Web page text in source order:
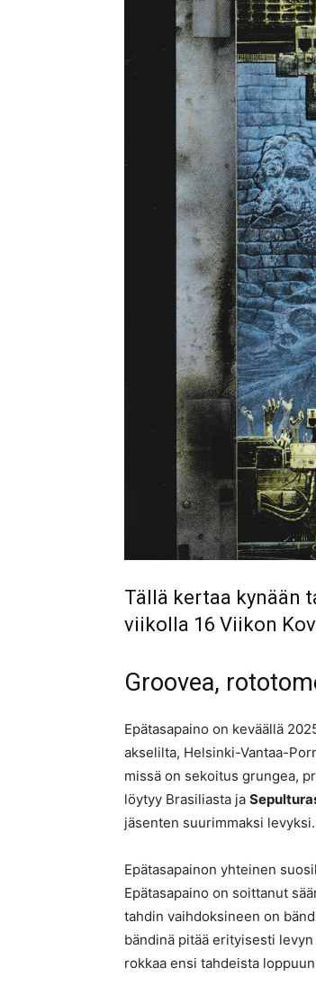
Tällä kertaa kynään
viikolla 16 Viikon
Groovea,
Epätasapaino on keväällä
akselilta, Helsinki-Vantaa-
missä on sekoitus grungea,
löytyy Brasiliasta ja
jäsenten suurimmaksi levyksi.
Epätasapainon yhteinen
Epätasapaino on soittanut
tahdin vaihdoksineen on
bändinä pitää erityisesti
rokkaa ensi tahdeista